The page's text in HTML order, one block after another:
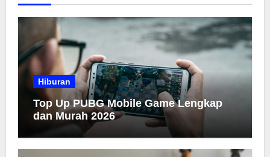
Hiburan
Top Up PUBG Mobile Game Lengkap
dan Murah 2026